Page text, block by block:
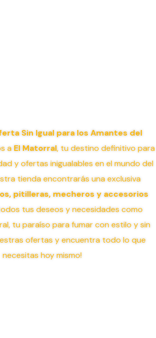
Sin Igual para los Amantes del
a El Matorral, tu destino definitivo para
y ofertas inigualables en el mundo del
tienda encontrarás una exclusiva
pitilleras, mecheros y accesorios
tus deseos y necesidades como
tu paraíso para fumar con estilo y sin
ofertas y encuentra todo lo que
necesitas hoy mismo!